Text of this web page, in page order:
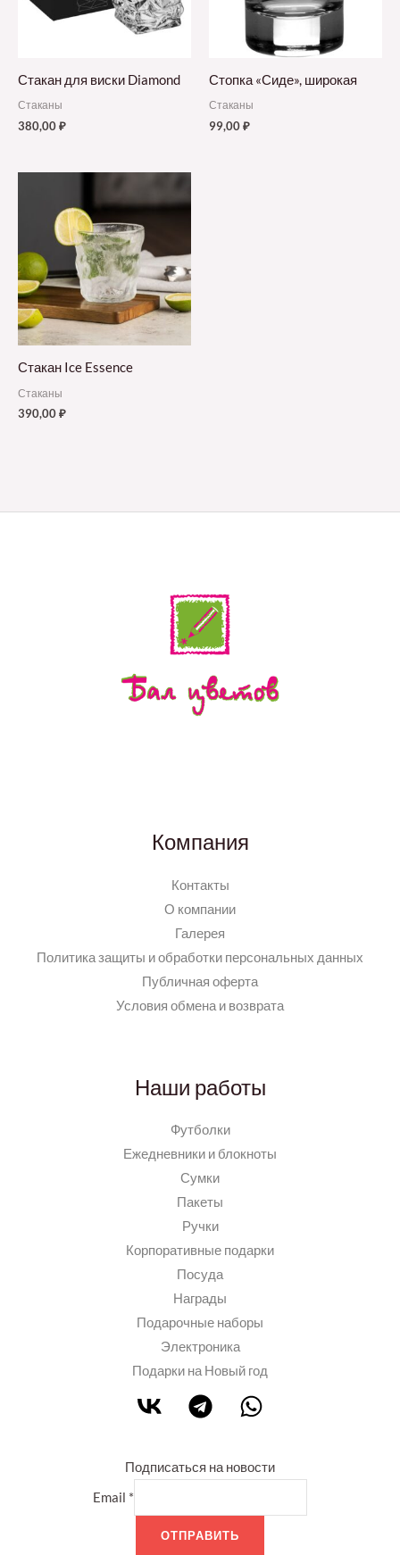
Стакан для виски Diamond
Стаканы
380,00₽
Стопка «Сиде», широкая
Стаканы
99,00₽
Стакан Ice Essence
Стаканы
390,00₽
Компания
Контакты
О компании
Галерея
Политика защиты и обработки персональных данных
Публичная оферта
Условия обмена и возврата
Наши работы
Футболки
Ежедневники и блокноты
Сумки
Пакеты
Ручки
Корпоративные подарки
Посуда
Награды
Подарочные наборы
Электроника
Подарки на Новый год
Подписаться на новости
Email *
ОТПРАВИТЬ